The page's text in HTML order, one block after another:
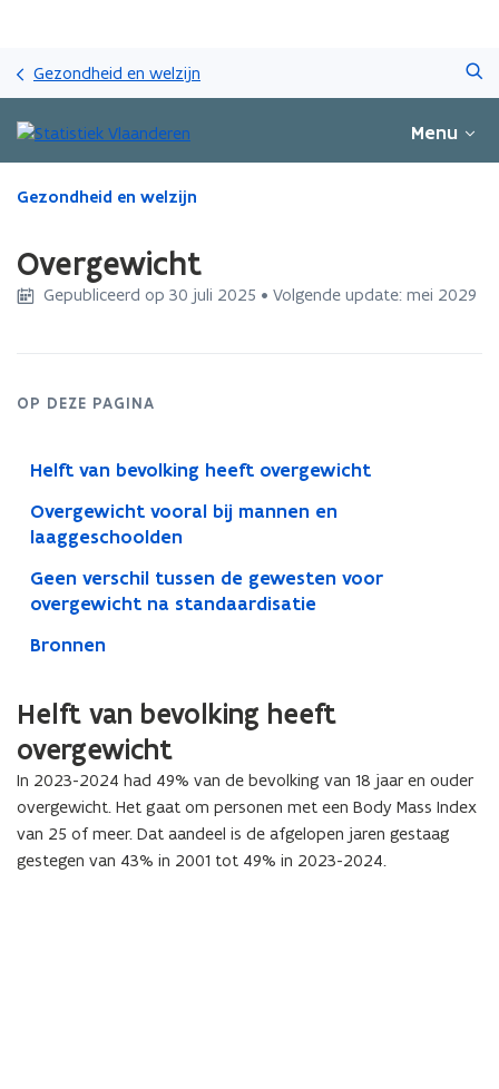
gaan
Gezondheid en welzijn
Menu
Gedaan
bevindt
Gezondheid en welzijn
Overgewicht
Gepubliceerd op 30 juli 2025 • Volgende update: mei 2029
OP DEZE PAGINA
Helft van bevolking heeft overgewicht
Overgewicht vooral bij mannen en
laaggeschoolden
Geen verschil tussen de gewesten voor
overgewicht na standaardisatie
Bronnen
Helft van bevolking heeft
overgewicht
In 2023-2024 had 49% van de bevolking van 18 jaar en ouder
overgewicht. Het gaat om personen met een Body Mass Index
van 25 of meer. Dat aandeel is de afgelopen jaren gestaag
gestegen van 43% in 2001 tot 49% in 2023-2024.